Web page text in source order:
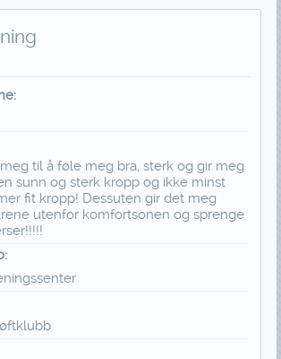
til å føle meg bra, sterk og gir meg
sunn og sterk kropp og ikke minst
fit kropp! Dessuten gir det meg
utenfor komfortsonen og sprenge